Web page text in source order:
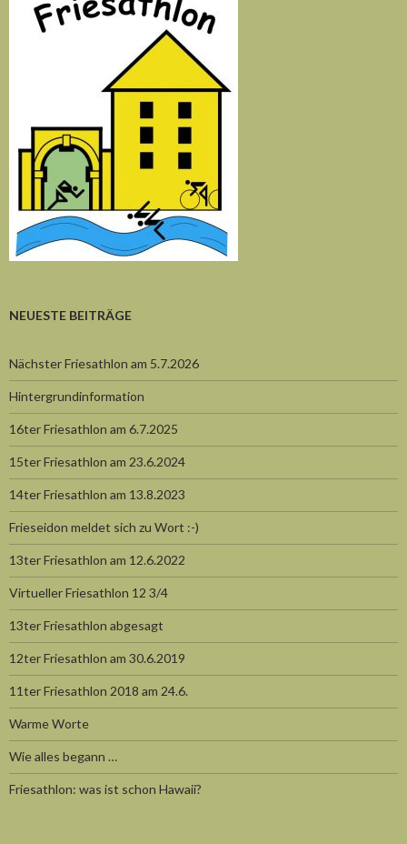
NEUESTE BEITRÄGE
Nächster Friesathlon am 5.7.2026
Hintergrundinformation
16ter Friesathlon am 6.7.2025
15ter Friesathlon am 23.6.2024
14ter Friesathlon am 13.8.2023
Frieseidon meldet sich zu Wort :-)
13ter Friesathlon am 12.6.2022
Virtueller Friesathlon 12 3/4
13ter Friesathlon abgesagt
12ter Friesathlon am 30.6.2019
11ter Friesathlon 2018 am 24.6.
Warme Worte
Wie alles begann …
Friesathlon: was ist schon Hawaii?